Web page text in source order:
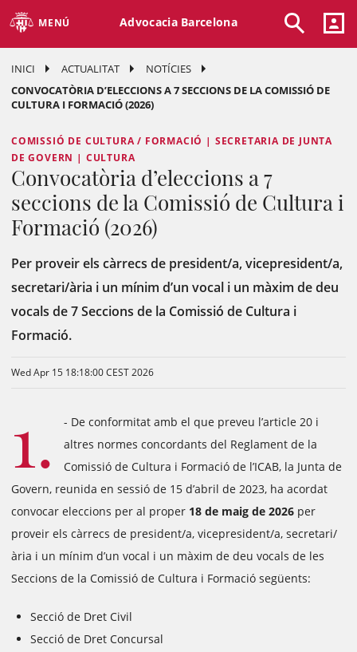
MENÚ Advocacia Barcelona
INICI ACTUALITAT
NOTÍCIES
CONVOCATÒRIA D’ELECCIONS A 7 SECCIONS DE LA COMISSIÓ DE
CULTURA I FORMACIÓ (2026)
COMISSIÓ DE CULTURA / FORMACIÓ | SECRETARIA DE JUNTA
DE GOVERN | CULTURA
Convocatòria d’eleccions a 7
seccions de la Comissió de Cultura i
Formació (2026)
Per proveir els càrrecs de president/a, vicepresident/a,
secretari/ària i un mínim d’un vocal i un màxim de deu
vocals de 7 Seccions de la Comissió de Cultura i
Formació.
Wed Apr 15 18:18:00 CEST 2026
1.
- De conformitat amb el que preveu l’article 20 i
altres normes concordants del Reglament de la
Comissió de Cultura i Formació de l’ICAB, la Junta de
Govern, reunida en sessió de 15 d’abril de 2023, ha acordat
convocar eleccions per al proper 18 de maig de 2026 per
proveir els càrrecs de president/a, vicepresident/a, secretari/
ària i un mínim d’un vocal i un màxim de deu vocals de les
Seccions de la Comissió de Cultura i Formació següents:
Secció de Dret Civil
Secció de Dret Concursal